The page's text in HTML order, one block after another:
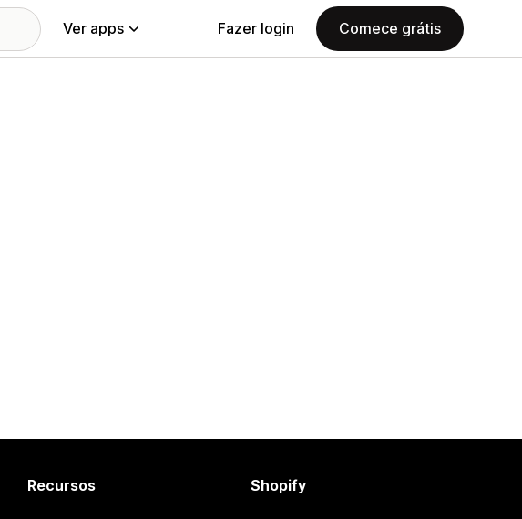
Ver apps Fazer login Comece grátis
Recursos Shopify